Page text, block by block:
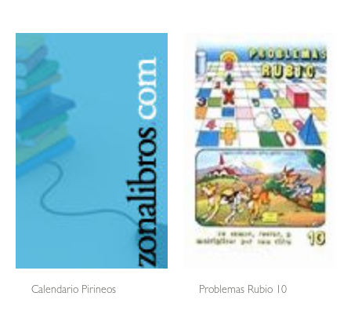
Calendario Pirineos Problemas Rubio 10